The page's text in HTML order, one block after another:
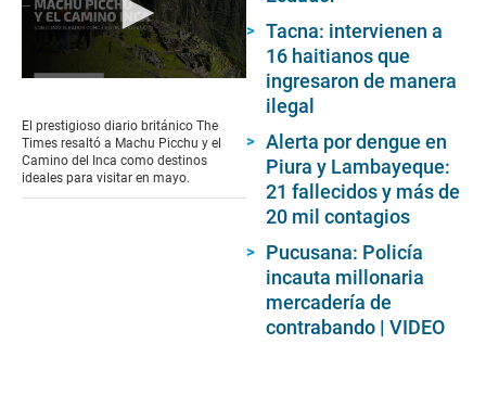
of
2
minutes,
5
seconds
El prestigioso diario británico The
Times resaltó a Machu Picchu y el
Camino del Inca como destinos
ideales para visitar en mayo.
Tacna: intervienen a
16 haitianos que
ingresaron de manera
ilegal
Alerta por dengue en
Piura y Lambayeque:
21 fallecidos y más de
20 mil contagios
Pucusana: Policía
incauta millonaria
mercadería de
contrabando | VIDEO